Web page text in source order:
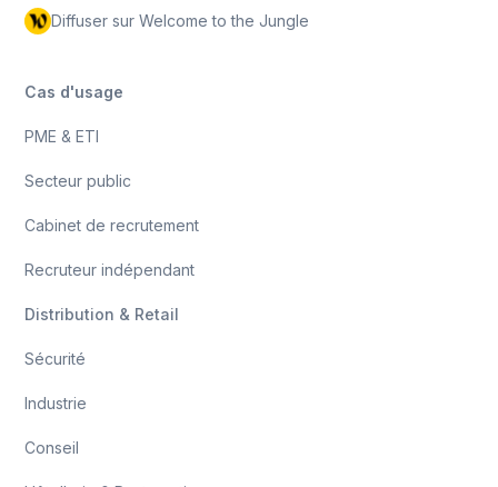
Diffuser sur Welcome to the Jungle
Cas d'usage
PME & ETI
Secteur public
Cabinet de recrutement
Recruteur indépendant
Distribution & Retail
Sécurité
Industrie
Conseil